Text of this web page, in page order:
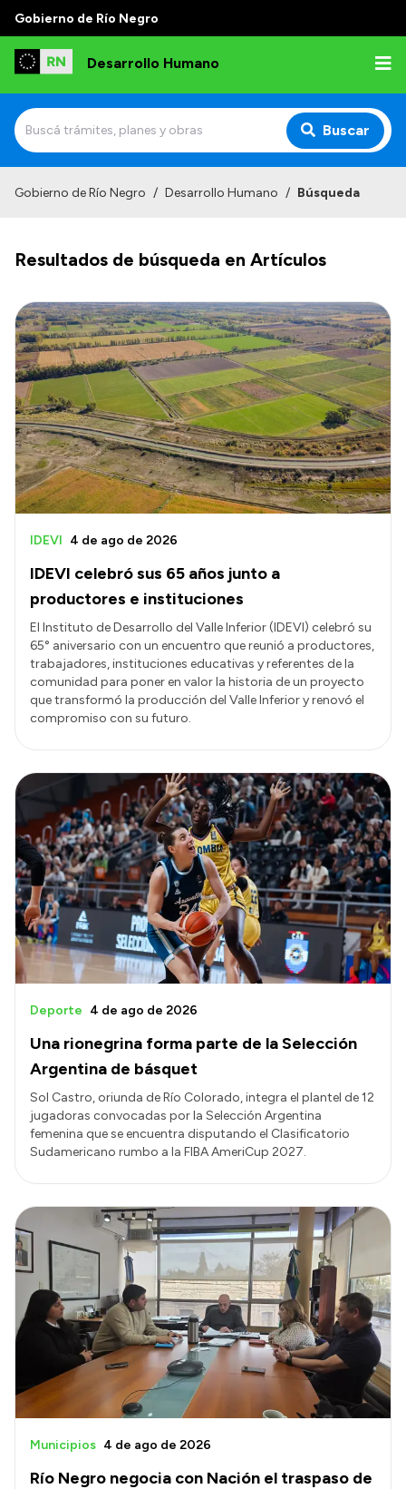
Gobierno de Río Negro
Desarrollo Humano
Buscar
Misión
Autoridades
Delegaciones
Normativa
Transparencia
Presupuesto
Boletín Oficial
Compras y licitaciones
Consulta de pago a proveedores
Convocatorias
Intranet
Login
Gobierno de Río Negro / Desarrollo Humano / Búsqueda
Resultados de búsqueda en Artículos
IDEVI celebró sus 65 años junto a
productores e instituciones
IDEVI 4 de ago de 2026
El Instituto de Desarrollo del Valle Inferior (IDEVI) celebró su
65° aniversario con un encuentro que reunió a productores,
trabajadores, instituciones educativas y referentes de la
comunidad para poner en valor la historia de un proyecto
que transformó la producción del Valle Inferior y renovó el
compromiso con su futuro.
Una rionegrina forma parte de la Selección
Argentina de básquet
Deporte 4 de ago de 2026
Sol Castro, oriunda de Río Colorado, integra el plantel de 12
jugadoras convocadas por la Selección Argentina
femenina que se encuentra disputando el Clasificatorio
Sudamericano rumbo a la FIBA AmeriCup 2027.
Río Negro negocia con Nación el traspaso de
Municipios 4 de ago de 2026